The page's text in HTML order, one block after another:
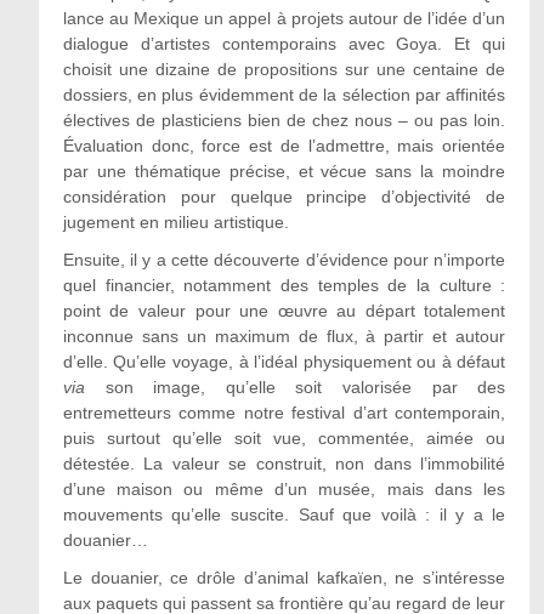
lance au Mexique un appel à projets autour de l’idée d’un
dialogue d’artistes contemporains avec Goya. Et qui
choisit une dizaine de propositions sur une centaine de
dossiers, en plus évidemment de la sélection par affinités
électives de plasticiens bien de chez nous – ou pas loin.
Évaluation donc, force est de l’admettre, mais orientée
par une thématique précise, et vécue sans la moindre
considération pour quelque principe d’objectivité de
jugement en milieu artistique.
Ensuite, il y a cette découverte d’évidence pour n’importe
quel financier, notamment des temples de la culture :
point de valeur pour une œuvre au départ totalement
inconnue sans un maximum de flux, à partir et autour
d’elle. Qu’elle voyage, à l’idéal physiquement ou à défaut
via son image, qu’elle soit valorisée par des
entremetteurs comme notre festival d’art contemporain,
puis surtout qu’elle soit vue, commentée, aimée ou
détestée. La valeur se construit, non dans l’immobilité
d’une maison ou même d’un musée, mais dans les
mouvements qu’elle suscite. Sauf que voilà : il y a le
douanier…
Le douanier, ce drôle d’animal kafkaïen, ne s’intéresse
aux paquets qui passent sa frontière qu’au regard de leur